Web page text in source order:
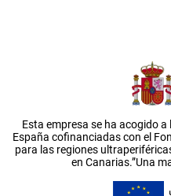
Esta empresa se ha acogido
España cofinanciadas con el
para las regiones
en Canarias.”Una